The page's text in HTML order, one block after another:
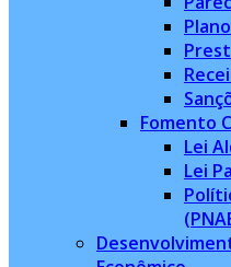
Fomento
Lei
Lei